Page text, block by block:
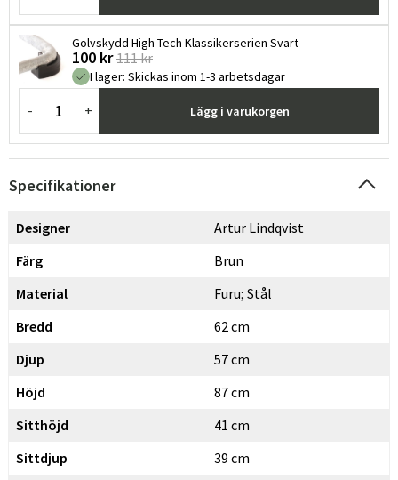
Golvskydd High Tech Klassikerserien Svart
100 kr 111 kr
I lager: Skickas inom 1-3 arbetsdagar
- + Lägg i varukorgen
Specifikationer
Designer
Artur Lindqvist
Färg
Brun
Material
Furu; Stål
Bredd
62 cm
Djup
57 cm
Höjd
87 cm
Sitthöjd
41 cm
Sittdjup
39 cm